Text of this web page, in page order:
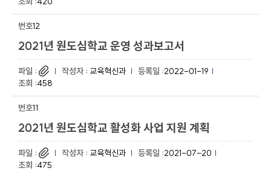
12
2021년 원도심학교 운영 성과보고서
교육혁신과
2022-01-19
458
11
2021년 원도심학교 활성화 사업 지원 계획
교육혁신과
2021-07-20
475